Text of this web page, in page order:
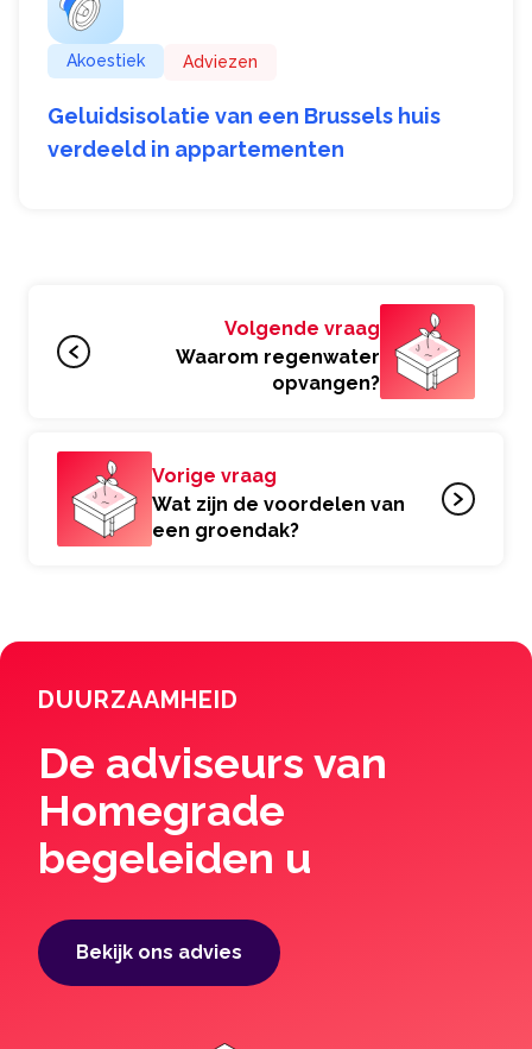
Akoestiek Adviezen
Geluidsisolatie van een Brussels huis
verdeeld in appartementen
Volgende vraag
Waarom regenwater
opvangen?
Vorige vraag
Wat zijn de voordelen van
een groendak?
DUURZAAMHEID
De adviseurs van
Homegrade
begeleiden u
Bekijk ons ​​advies